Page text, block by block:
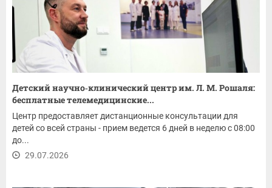
Детский научно‑клинический центр им. Л. М. Рошаля:
бесплатные телемедицинские...
Центр предоставляет дистанционные консультации для
детей со всей страны - прием ведется 6 дней в неделю с 08:00
до...
29.07.2026